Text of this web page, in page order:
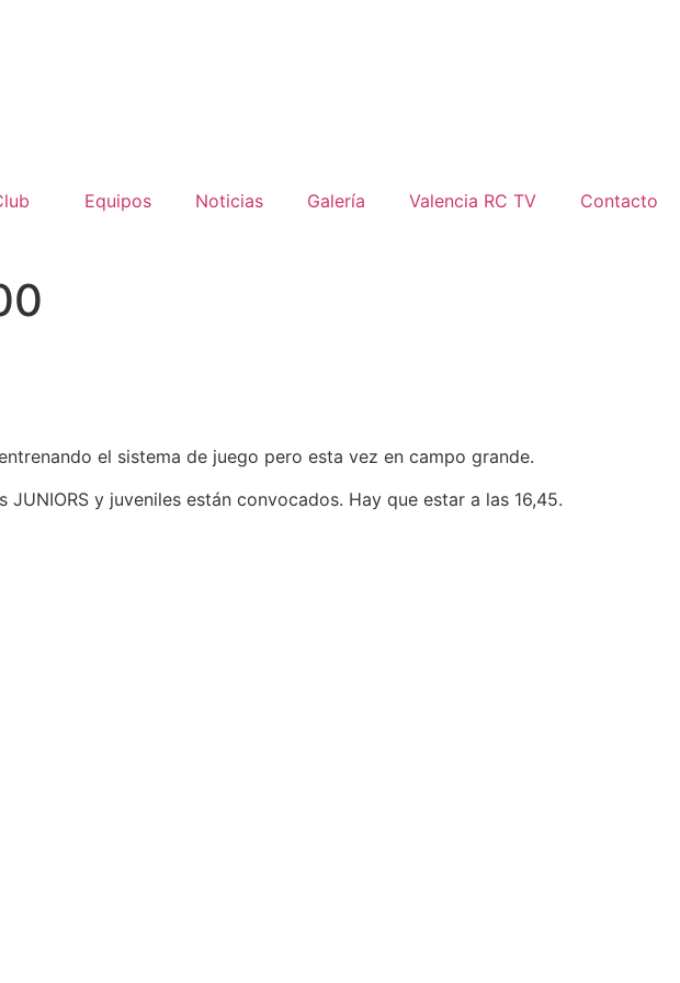
Equipos Noticias Galería Valencia RC TV Contacto
el sistema de juego pero esta vez en campo grande.
y juveniles están convocados. Hay que estar a las 16,45.